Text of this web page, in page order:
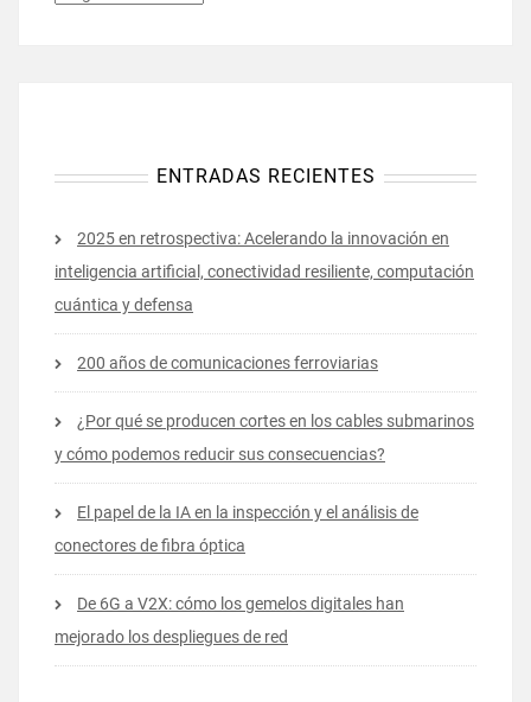
ENTRADAS RECIENTES
2025 en retrospectiva: Acelerando la innovación en
inteligencia artificial, conectividad resiliente, computación
cuántica y defensa
200 años de comunicaciones ferroviarias
¿Por qué se producen cortes en los cables submarinos
y cómo podemos reducir sus consecuencias?
El papel de la IA en la inspección y el análisis de
conectores de fibra óptica
De 6G a V2X: cómo los gemelos digitales han
mejorado los despliegues de red